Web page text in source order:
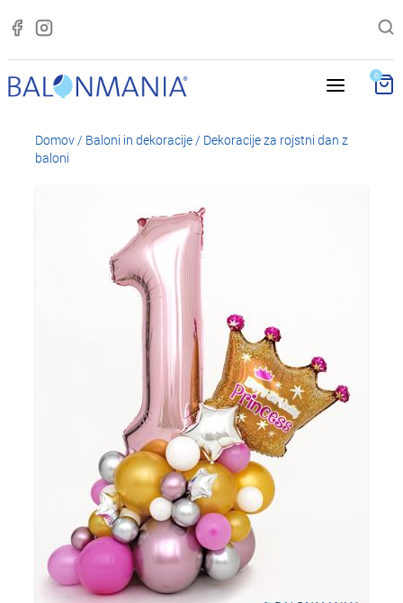
0
Domov/ Baloni in dekoracije/ Dekoracije za rojstni dan z
baloni